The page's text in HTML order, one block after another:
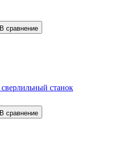
В сравнение
станок
В сравнение